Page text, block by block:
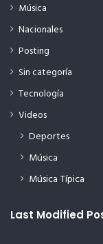
Música
Nacionales
Posting
Sin categoría
Tecnología
Videos
Deportes
Música
Música Típica
Last Modified